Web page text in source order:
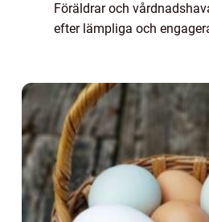
Föräldrar och
efter lämpliga och